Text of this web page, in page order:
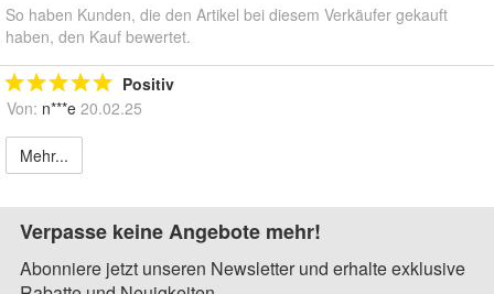
So haben Kunden, die den Artikel bei diesem Verkäufer gekauft
haben, den Kauf bewertet.
Positiv
Von: n***e 20.02.25
Mehr...
Verpasse keine Angebote mehr!
Abonniere jetzt unseren Newsletter und erhalte exklusive